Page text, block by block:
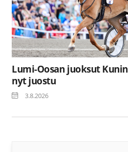
Lumi-Oosan juoksut
nyt juostu
3.8.2026